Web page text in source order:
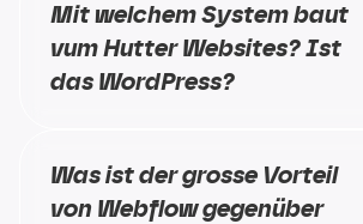
Mit welchem System baut
vum Hutter Websites? Ist
das WordPress?
Was ist der grosse Vorteil
von Webflow gegenüber